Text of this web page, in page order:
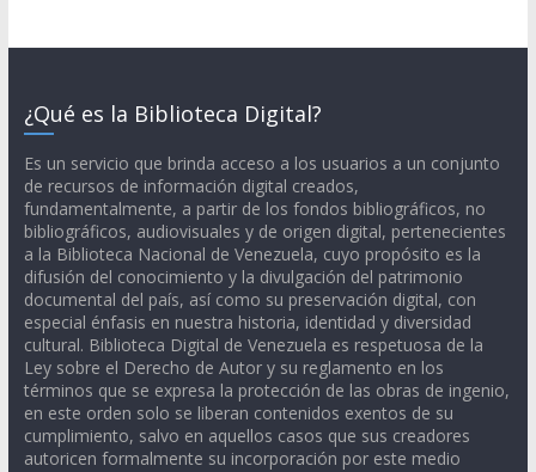
¿Qué es la Biblioteca Digital?
Es un servicio que brinda acceso a los usuarios a un conjunto
de recursos de información digital creados,
fundamentalmente, a partir de los fondos bibliográficos, no
bibliográficos, audiovisuales y de origen digital, pertenecientes
a la Biblioteca Nacional de Venezuela, cuyo propósito es la
difusión del conocimiento y la divulgación del patrimonio
documental del país, así como su preservación digital, con
especial énfasis en nuestra historia, identidad y diversidad
cultural. Biblioteca Digital de Venezuela es respetuosa de la
Ley sobre el Derecho de Autor y su reglamento en los
términos que se expresa la protección de las obras de ingenio,
en este orden solo se liberan contenidos exentos de su
cumplimiento, salvo en aquellos casos que sus creadores
autoricen formalmente su incorporación por este medio